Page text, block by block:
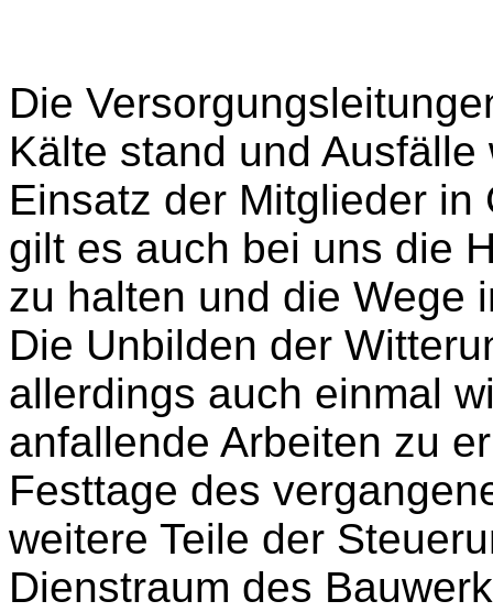
Die
Kälte stand und
Einsatz der Mitglieder
gilt es auch bei uns die
zu halten und die Wege
Die Unbilden der
allerdings auch einmal
anfallende Arbeiten zu
Festtage des
weitere Teile der
Dienstraum des